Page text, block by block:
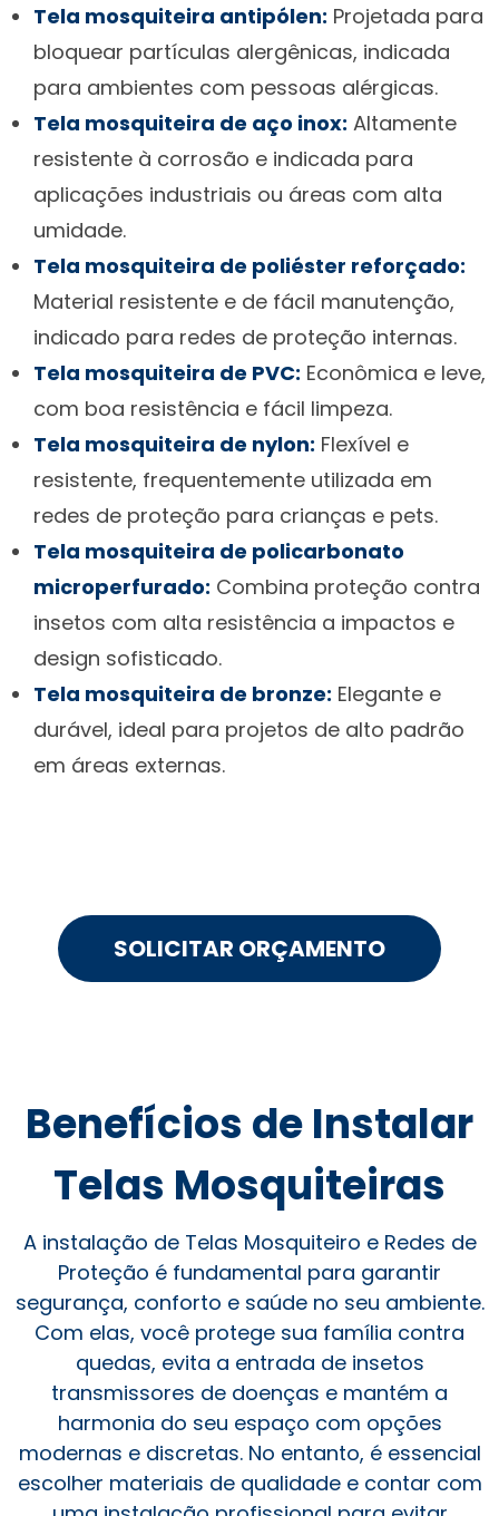
Tela mosquiteira antipólen: Projetada para
bloquear partículas alergênicas, indicada
para ambientes com pessoas alérgicas.
Tela mosquiteira de aço inox: Altamente
resistente à corrosão e indicada para
aplicações industriais ou áreas com alta
umidade.
Tela mosquiteira de poliéster reforçado:
Material resistente e de fácil manutenção,
indicado para redes de proteção internas.
Tela mosquiteira de PVC: Econômica e leve,
com boa resistência e fácil limpeza.
Tela mosquiteira de nylon: Flexível e
resistente, frequentemente utilizada em
redes de proteção para crianças e pets.
Tela mosquiteira de policarbonato
microperfurado: Combina proteção contra
insetos com alta resistência a impactos e
design sofisticado.
Tela mosquiteira de bronze: Elegante e
durável, ideal para projetos de alto padrão
em áreas externas.
SOLICITAR ORÇAMENTO
Benefícios de Instalar
Telas Mosquiteiras
A instalação de Telas Mosquiteiro e Redes de
Proteção é fundamental para garantir
segurança, conforto e saúde no seu ambiente.
Com elas, você protege sua família contra
quedas, evita a entrada de insetos
transmissores de doenças e mantém a
harmonia do seu espaço com opções
modernas e discretas. No entanto, é essencial
escolher materiais de qualidade e contar com